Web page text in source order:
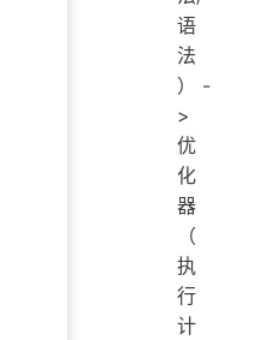
语
法
） -
>
优
化
器
（
执
行
计